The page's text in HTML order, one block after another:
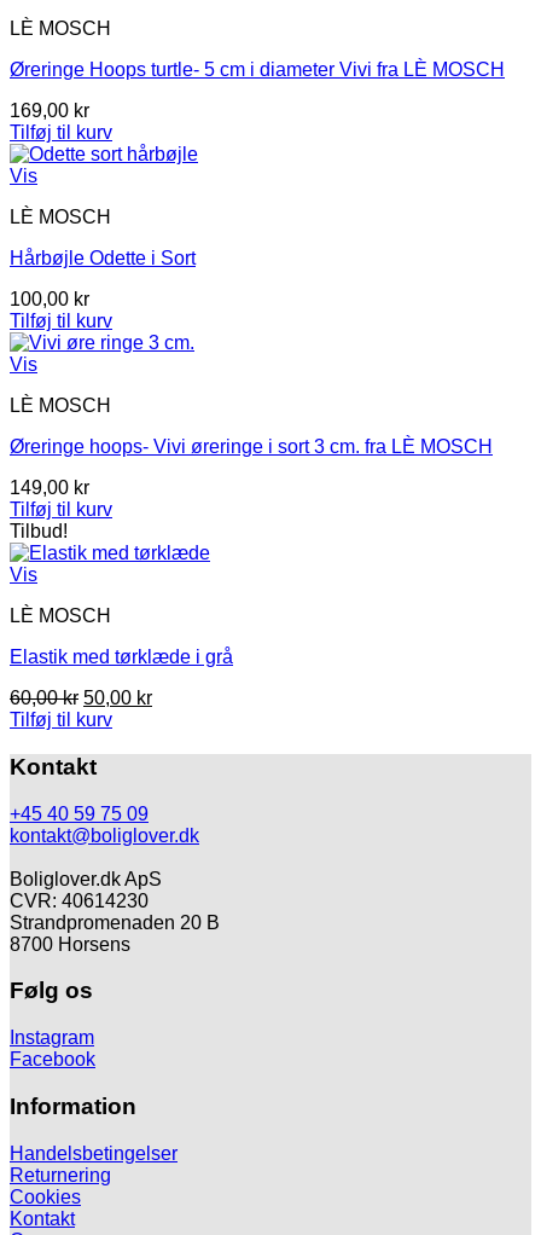
LÈ MOSCH
Øreringe Hoops turtle- 5 cm i diameter Vivi fra LÈ MOSCH
169,00 kr
Tilføj til kurv
Vis
LÈ MOSCH
Hårbøjle Odette i Sort
100,00 kr
Tilføj til kurv
Vis
LÈ MOSCH
Øreringe hoops- Vivi øreringe i sort 3 cm. fra LÈ MOSCH
149,00 kr
Tilføj til kurv
Tilbud!
Vis
LÈ MOSCH
Elastik med tørklæde i grå
60,00kr Den
oprindelige
var:
50,00 krDen
Tilføj til kurv
Kontakt
+45 40 59 75 09
kontakt@boliglover.dk
Boliglover.dk ApS
CVR: 40614230
Strandpromenaden 20 B
8700 Horsens
Følg os
Instagram
Facebook
Information
Handelsbetingelser
Returnering
Cookies
Kontakt